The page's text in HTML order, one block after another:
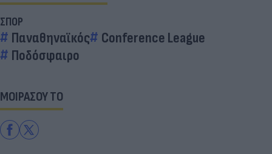
ΣΠΟΡ
Παναθηναϊκός
Conference League
Ποδόσφαιρο
ΜΟΙΡΑΣΟΥ ΤΟ